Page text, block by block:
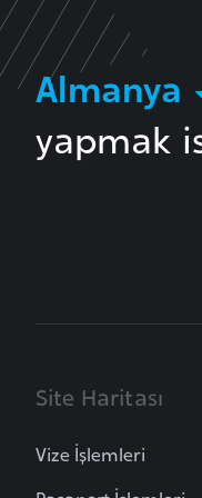
Almanya
yapmak
Site Haritası
Vize İşlemleri
B
u
g
B
r